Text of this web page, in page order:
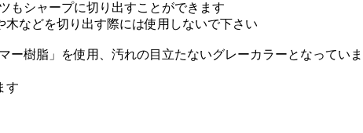
もシャープに切り出すことができます
などを切り出す際には使用しないで下さい
樹脂」を使用、汚れの目立たないグレーカラーとなっていま
す